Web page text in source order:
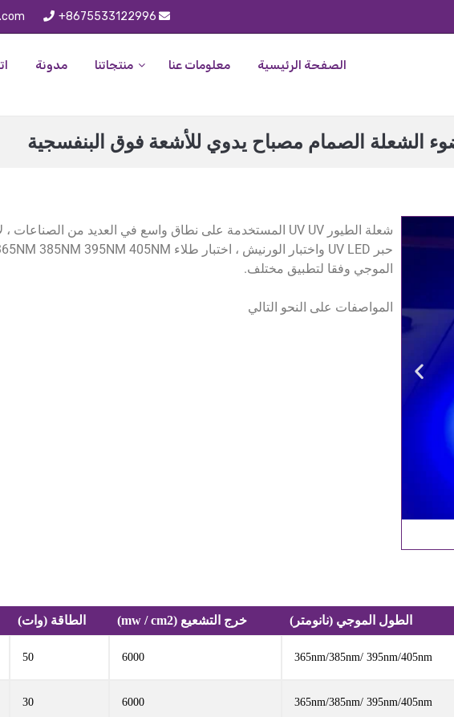
+8675533122996
الصفحة الرئيسية معلومات عنا منتجاتنا مدونة
الشعلة الصمام مصباح يدوي للأشعة فوق البنفسجية
الموجي وفقا لتطبيق مختلف.
المواصفات على النحو التالي
الطول الموجي (نانومتر) خرج التشعيع (mw / cm2) الطاقة (وات)
365nm/385nm/ 395nm/405nm
6000
50
365nm/385nm/ 395nm/405nm
6000
30